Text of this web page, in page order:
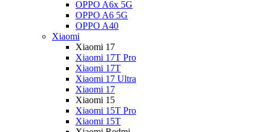
OPPO A6x 5G
OPPO A6 5G
OPPO A40
Xiaomi
Xiaomi 17
Xiaomi 17T Pro
Xiaomi 17T
Xiaomi 17 Ultra
Xiaomi 17
Xiaomi 15
Xiaomi 15T Pro
Xiaomi 15T